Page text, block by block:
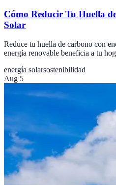
Cómo Reducir Tu Huella
Solar
Reduce tu huella de carbono con
energía renovable beneficia a tu
energía solarsostenibilidad
Aug 5